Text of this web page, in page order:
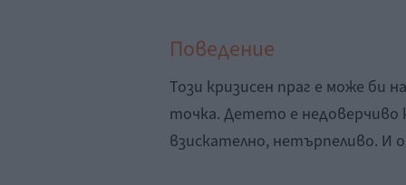
Поведение
Този кризисен праг е може би
точка. Детето е недоверчиво
взискателно, нетърпеливо. И